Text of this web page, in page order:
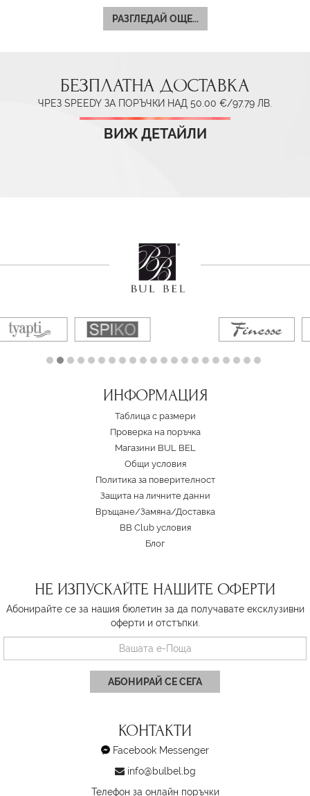
РАЗГЛЕДАЙ ОЩЕ...
БЕЗПЛАТНА ДОСТАВКА
ЧРЕЗ SPEEDY ЗА ПОРЪЧКИ НАД 50.00 €/97.79 ЛВ.
ВИЖ ДЕТАЙЛИ
ИНФОРМАЦИЯ
Таблица с размери
Проверка на поръчка
Магазини BUL BEL
Oбщи условия
Политика за поверителност
Защита на личните данни
Връщане/Замяна/Доставка
BB Club условия
Блог
НЕ ИЗПУСКАЙТЕ НАШИТЕ ОФЕРТИ
Абонирайте се за нашия бюлетин за да получавате ексклузивни
оферти и отстъпки.
АБОНИРАЙ СЕ СЕГА
КОНТАКТИ
Facebook Messenger
info@bulbel.bg
Телефон за онлайн поръчки